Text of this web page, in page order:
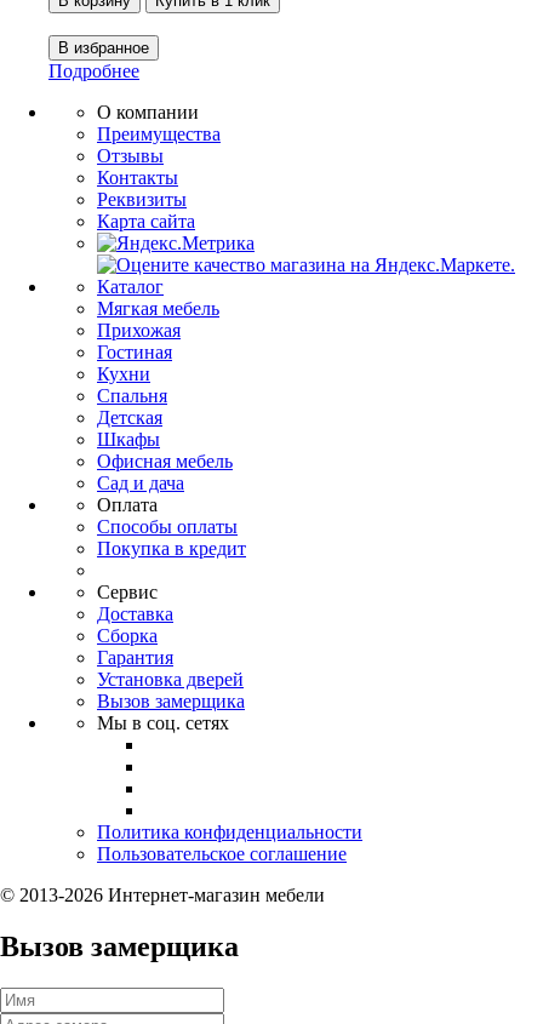
Подробнее
О компании
Преимущества
Отзывы
Контакты
Реквизиты
Карта сайта
Каталог
Мягкая мебель
Прихожая
Гостиная
Кухни
Спальня
Детская
Шкафы
Офисная мебель
Сад и дача
Оплата
Способы оплаты
Покупка в кредит
Сервис
Доставка
Сборка
Гарантия
Установка дверей
Вызов замерщика
Мы в соц. сетях
Политика конфиденциальности
Пользовательское соглашение
© 2013-2026 Интернет-магазин мебели
Вызов замерщика